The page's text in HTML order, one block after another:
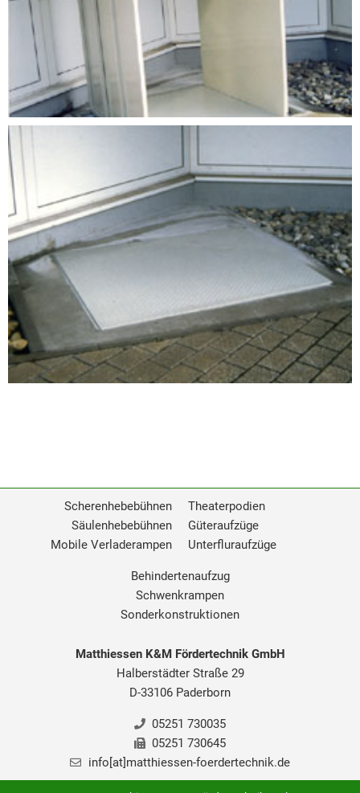
Scherenhebebühnen
Säulenhebebühnen
Mobile Verladerampen
Theaterpodien
Güteraufzüge
Unterfluraufzüge
Behindertenaufzug
Schwenkrampen
Sonderkonstruktionen
Matthiessen K&M Fördertechnik GmbH
Halberstädter Straße 29
D-33106 Paderborn
05251 730035
05251 730645
info[at]matthiessen-foerdertechnik.de